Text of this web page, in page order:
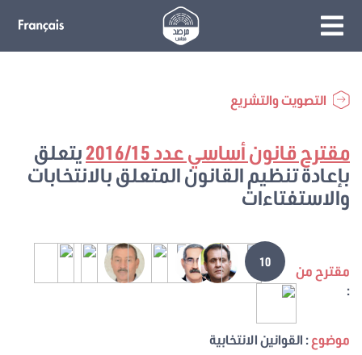
التصويت والتشريع
مقترح قانون أساسي عدد 2016/15
يتعلق
بإعادة تنظيم القانون المتعلق بالانتخابات
والاستفتاءات
مقترح من
:
10
موضوع: القوانين الانتخابية